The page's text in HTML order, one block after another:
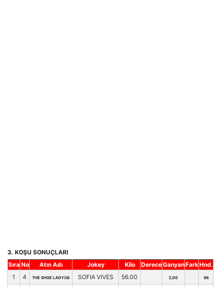
3. KOŞU SONUÇLARI
Sıra No Atın Adı Jokey Kilo DereceGanyanFarkHnd.
1
4 THE SHOE LADY(4) SOFIA VIVES 56.00 2,00 66